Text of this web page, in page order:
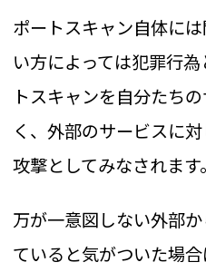
ポートスキャン自体に
い方によっては犯罪行
トスキャンを自分たち
く、外部のサービスに
攻撃としてみなされます。
万が一意図しない外部
ていると気がついた場